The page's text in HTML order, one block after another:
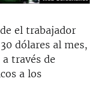
el trabajador
dólares al mes,
través de
a los